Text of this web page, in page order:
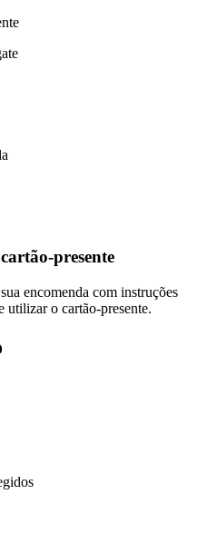
presente
encomenda com instruções
utilizar o cartão-presente.